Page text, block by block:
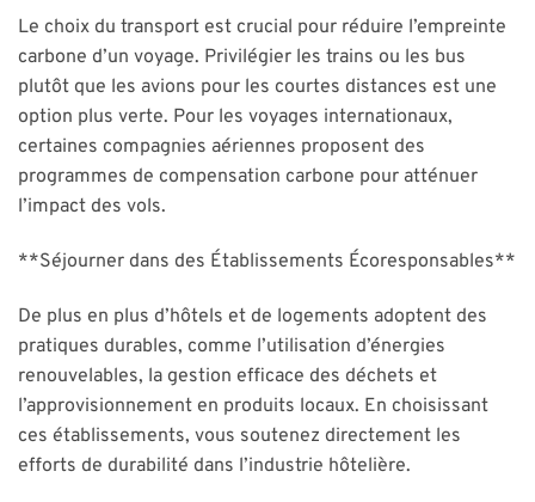
Le choix du transport est crucial pour réduire l’empreinte
carbone d’un voyage. Privilégier les trains ou les bus
plutôt que les avions pour les courtes distances est une
option plus verte. Pour les voyages internationaux,
certaines compagnies aériennes proposent des
programmes de compensation carbone pour atténuer
l’impact des vols.
**Séjourner dans des Établissements Écoresponsables**
De plus en plus d’hôtels et de logements adoptent des
pratiques durables, comme l’utilisation d’énergies
renouvelables, la gestion efficace des déchets et
l’approvisionnement en produits locaux. En choisissant
ces établissements, vous soutenez directement les
efforts de durabilité dans l’industrie hôtelière.